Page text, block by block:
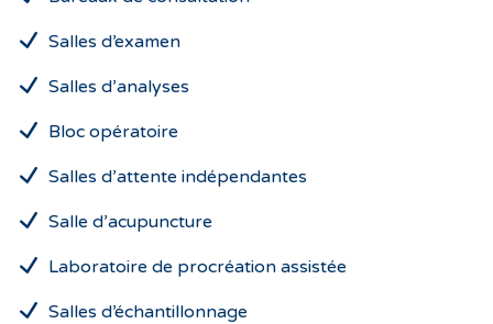
Salles d’examen
Salles d’analyses
Bloc opératoire
Salles d’attente indépendantes
Salle d’acupuncture
Laboratoire de procréation assistée
Salles d’échantillonnage